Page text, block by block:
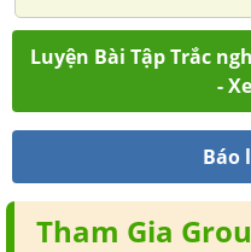
Luyện Bài Tập Trắc
-
Báo
Tham Gia